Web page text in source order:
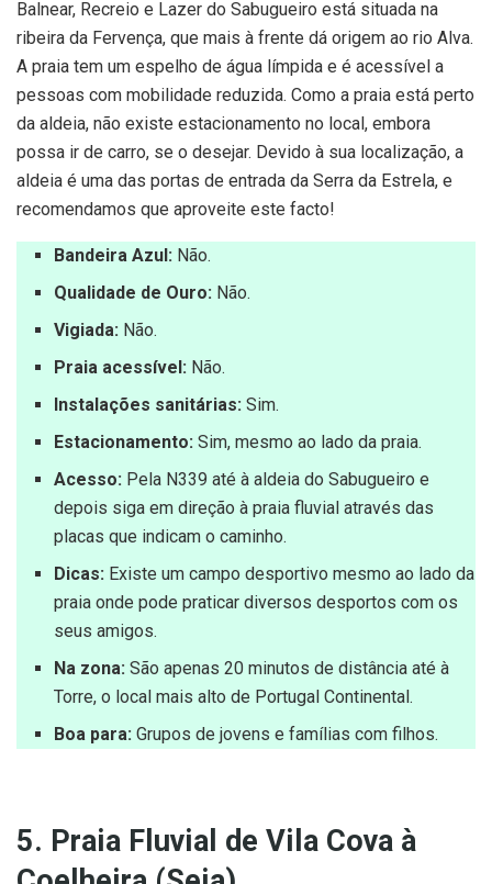
Balnear, Recreio e Lazer do Sabugueiro está situada na
ribeira da Fervença, que mais à frente dá origem ao rio Alva.
A praia tem um espelho de água límpida e é acessível a
pessoas com mobilidade reduzida. Como a praia está perto
da aldeia, não existe estacionamento no local, embora
possa ir de carro, se o desejar. Devido à sua localização, a
aldeia é uma das portas de entrada da Serra da Estrela, e
recomendamos que aproveite este facto!
Bandeira Azul: Não.
Qualidade de Ouro: Não.
Vigiada: Não.
Praia acessível: Não.
Instalações sanitárias:Sim.
Estacionamento: Sim, mesmo ao lado da praia.
Acesso: Pela N339 até à aldeia do Sabugueiro e
depois siga em direção à praia fluvial através das
placas que indicam o caminho.
Dicas: Existe um campo desportivo mesmo ao lado da
praia onde pode praticar diversos desportos com os
seus amigos.
Na zona: São apenas 20 minutos de distância até à
Torre, o local mais alto de Portugal Continental.
Boa para: Grupos de jovens e famílias com filhos.
5. Praia Fluvial de Vila Cova à